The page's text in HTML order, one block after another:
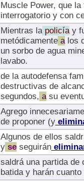
Muscle Power, que
interrogatorio y con
Mientras lapolicíay
metódicamentealos
un sorbo de agua
lavabo.
de la autodefensa
destructivas de
segundos, asu
Agrego
de proponer (y
Algunos de ellos
yseseguirán
saldrá una partida de
batida y harán